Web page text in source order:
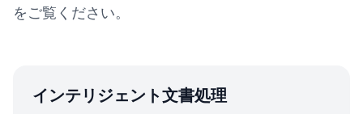
をご覧ください。
インテリジェント文書処理